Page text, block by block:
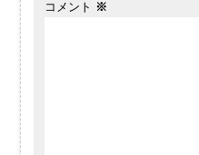
コメント ※